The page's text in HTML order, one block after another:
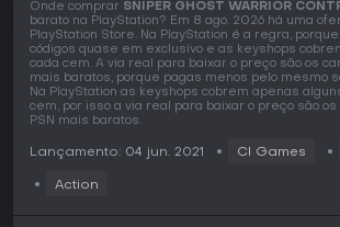
Onde comprar SNIPER GHOST WARRIOR
barato na PlayStation? Em 8 ago. 2026 há uma
PlayStation Store. Na PlayStation é a regra,
códigos quase em exclusivo e as keyshops
cada cem. A via real para baixar o preço são os
mais baratos, porque pagas menos pelo mesmo
Na PlayStation as keyshops cobrem apenas
cem, por isso a via real para baixar o preço são
PSN mais baratos.
Lançamento: 04 jun. 2021 CI Games
Action